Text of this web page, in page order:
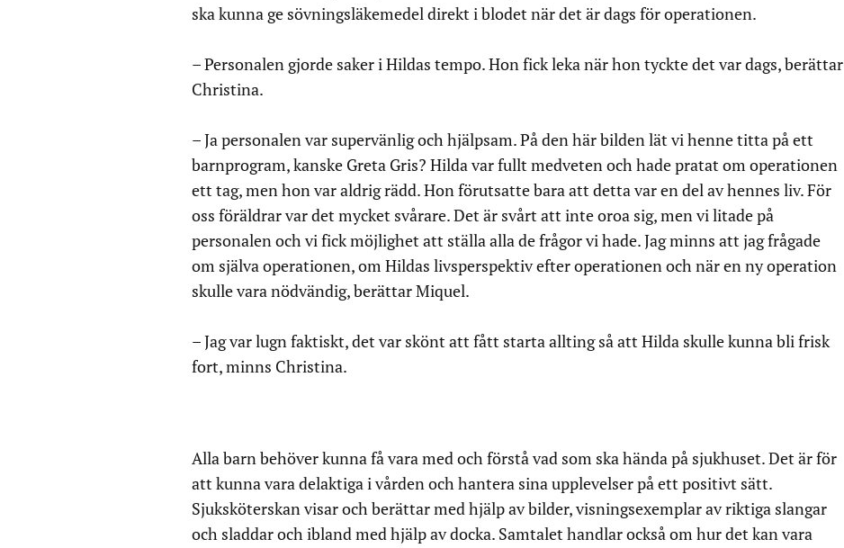
ska kunna ge sövningsläkemedel direkt i blodet när det är dags för operationen.
– Personalen gjorde saker i Hildas tempo. Hon fick leka när hon tyckte det var dags, berättar
Christina.
– Ja personalen var supervänlig och hjälpsam. På den här bilden lät vi henne titta på ett
barnprogram, kanske Greta Gris? Hilda var fullt medveten och hade pratat om operationen
ett tag, men hon var aldrig rädd. Hon förutsatte bara att detta var en del av hennes liv. För
oss föräldrar var det mycket svårare. Det är svårt att inte oroa sig, men vi litade på
personalen och vi fick möjlighet att ställa alla de frågor vi hade. Jag minns att jag frågade
om själva operationen, om Hildas livsperspektiv efter operationen och när en ny operation
skulle vara nödvändig, berättar Miquel.
– Jag var lugn faktiskt, det var skönt att fått starta allting så att Hilda skulle kunna bli frisk
fort, minns Christina.
Alla barn behöver kunna få vara med och förstå vad som ska hända på sjukhuset. Det är för
att kunna vara delaktiga i vården och hantera sina upplevelser på ett positivt sätt.
Sjuksköterskan visar och berättar med hjälp av bilder, visningsexemplar av riktiga slangar
och sladdar och ibland med hjälp av docka. Samtalet handlar också om hur det kan vara